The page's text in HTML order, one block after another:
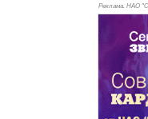
Реклама. НАО